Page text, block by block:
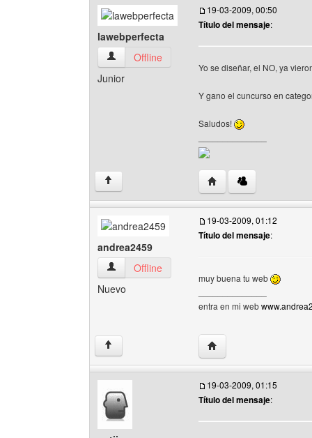
lawebperfecta
lawebperfecta Ver perfil del usuario
Offline
Junior
19-03-2009, 00:50
Título del mensaje:
Yo se diseñar, el NO, ya
Y gano el cuncurso en
Saludos!
↑ Visitar sitio web del
andrea2459
andrea2459 Ver perfil del usuario
Offline
Nuevo
19-03-2009, 01:12
Título del mensaje:
muy buena tu web
entra en mi web
↑ Visitar sitio web del
19-03-2009, 01:15
Título del mensaje: